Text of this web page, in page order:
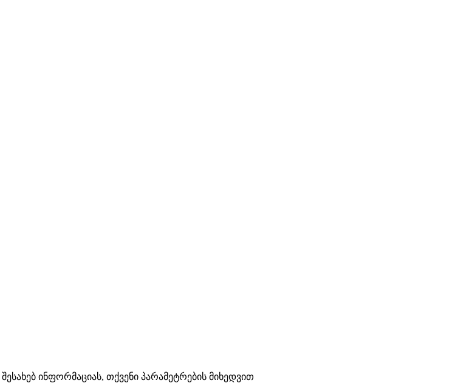
ინფორმაციას, თქვენი პარამეტრების მიხედვით